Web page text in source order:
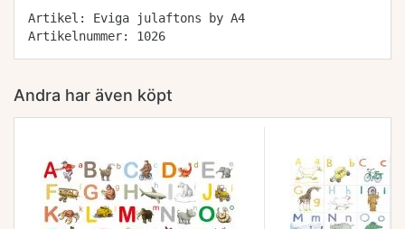
Artikel: Eviga julaftons by A4
Artikelnummer: 1026
Andra har även köpt